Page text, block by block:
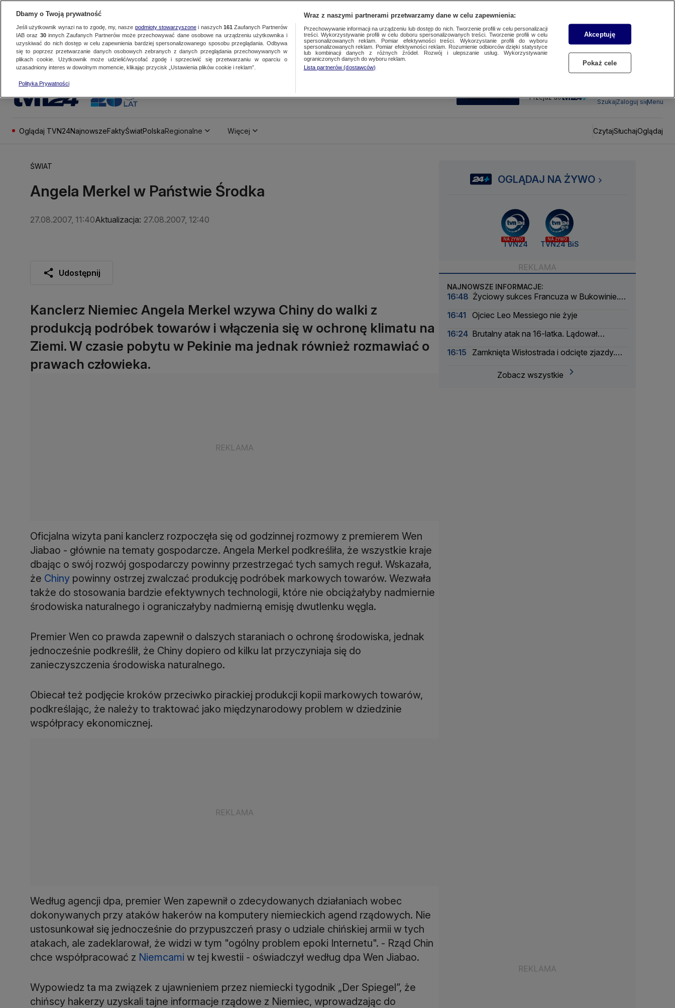
SUBSKRYBUJ Przejdź do
SzukajZaloguj sięMenu
Oglądaj TVN24NajnowszeFaktyŚwiatPolskaRegionalne Więcej CzytajSłuchajOglądaj
ŚWIAT
Angela Merkel w Państwie Środka
27.08.2007, 11:40Aktualizacja: 27.08.2007, 12:40
Udostępnij
Kanclerz Niemiec Angela Merkel wzywa Chiny do walki z
produkcją podróbek towarów i włączenia się w ochronę klimatu na
Ziemi. W czasie pobytu w Pekinie ma jednak również rozmawiać o
prawach człowieka.
Oficjalna wizyta pani kanclerz rozpoczęła się od godzinnej rozmowy z premierem Wen
Jiabao - głównie na tematy gospodarcze. Angela Merkel podkreśliła, że wszystkie kraje
dbając o swój rozwój gospodarczy powinny przestrzegać tych samych reguł. Wskazała,
że Chiny powinny ostrzej zwalczać produkcję podróbek markowych towarów. Wezwała
także do stosowania bardzie efektywnych technologii, które nie obciążałyby nadmiernie
środowiska naturalnego i ograniczałyby nadmierną emisję dwutlenku węgla.
Premier Wen co prawda zapewnił o dalszych staraniach o ochronę środowiska, jednak
jednocześnie podkreślił, że Chiny dopiero od kilku lat przyczyniaja się do
zanieczyszczenia środowiska naturalnego.
Obiecał też podjęcie kroków przeciwko pirackiej produkcji kopii markowych towarów,
podkreślając, że należy to traktować jako międzynarodowy problem w dziedzinie
współpracy ekonomicznej.
Według agencji dpa, premier Wen zapewnił o zdecydowanych działaniach wobec
dokonywanych przy ataków hakerów na komputery niemieckich agend rządowych. Nie
ustosunkował się jednocześnie do przypuszczeń prasy o udziale chińskiej armii w tych
atakach, ale zadeklarował, że widzi w tym "ogólny problem epoki Internetu". - Rząd Chin
chce współpracować z Niemcami w tej kwestii - oświadczył według dpa Wen Jiabao.
Wypowiedz ta ma związek z ujawnieniem przez niemiecki tygodnik „Der Spiegel”, że
chińscy hakerzy uzyskali tajne informacje rządowe z Niemiec, wprowadzając do
OGLĄDAJ NA ŻYWO
NA ŻYWO
TVN24
NA ŻYWO
TVN24 BiS
NAJNOWSZE INFORMACJE:
16:48 Życiowy sukces Francuza w Bukowinie.
16:41
Ojciec Leo Messiego nie żyje
16:24 Brutalny atak na 16-latka. Lądował
16:15
Zamknięta Wisłostrada i odcięte zjazdy.
Zobacz wszystkie
Dbamy o Twoją prywatność
Jeśli użytkownik wyrazi na to zgodę, my, nasze podmioty stowarzyszonei naszych 161 Zaufanych Partnerów
IAB oraz 30innych Zaufanych Partnerów może przechowywać dane osobowe na urządzeniu użytkownika i
uzyskiwać do nich dostęp w celu zapewnienia bardziej spersonalizowanego sposobu przeglądania. Odbywa
się to poprzez przetwarzanie danych osobowych zebranych z danych przeglądania przechowywanych w
plikach cookie. Użytkownik może udzielić/wycofać zgodę i sprzeciwić się przetwarzaniu w oparciu o
uzasadniony interes w dowolnym momencie, klikając przycisk „Ustawienia plików cookie i reklam”.
Polityka Prywatności
Wraz z naszymi partnerami przetwarzamy dane w celu zapewnienia:
Przechowywanie informacji na urządzeniu lub dostęp do nich. Tworzenie profili w celu personalizacji
treści. Wykorzystywanie profili w celu doboru spersonalizowanych treści. Tworzenie profili w celu
spersonalizowanych reklam. Pomiar efektywności treści. Wykorzystanie profili do wyboru
spersonalizowanych reklam. Pomiar efektywności reklam. Rozumienie odbiorców dzięki statystyce
lub kombinacji danych z różnych źródeł. Rozwój i ulepszanie usług. Wykorzystywanie
ograniczonych danych do wyboru reklam.
Lista partnerów (dostawców)
Akceptuję
Pokaż cele